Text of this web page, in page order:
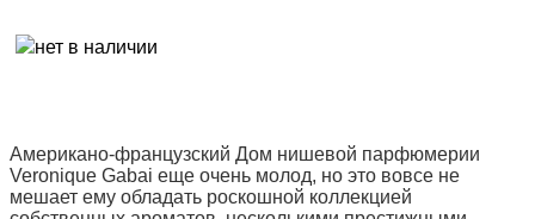
Американо-французский Дом нишевой парфюмерии
Veronique Gabai еще очень молод, но это вовсе не
мешает ему обладать роскошной коллекцией